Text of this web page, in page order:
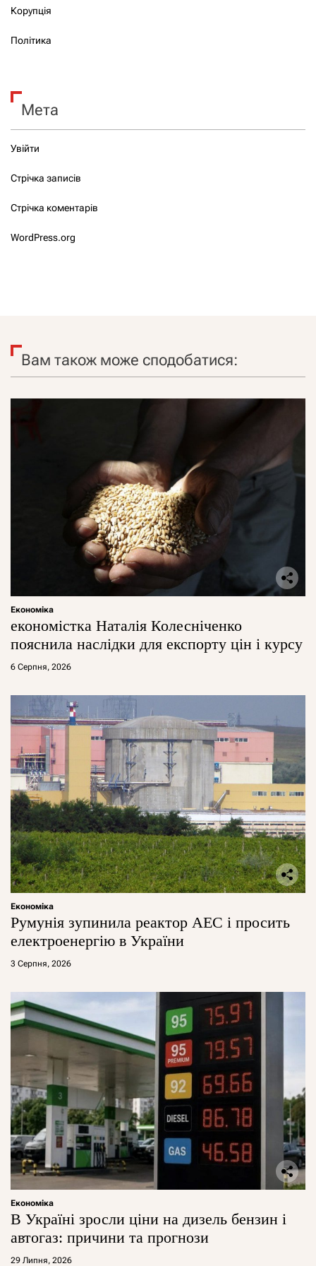
Корупція
Політика
Мета
Увійти
Стрічка записів
Стрічка коментарів
WordPress.org
Вам також може сподобатися:
Економіка
економістка Наталія Колесніченко
пояснила наслідки для експорту цін і курсу
6 Серпня, 2026
Економіка
Румунія зупинила реактор АЕС і просить
електроенергію в України
3 Серпня, 2026
Економіка
В Україні зросли ціни на дизель бензин і
автогаз: причини та прогнози
29 Липня, 2026